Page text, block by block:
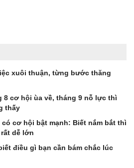
xuôi thuận, từng bước thăng
8 cơ hội ùa về, tháng 9 nỗ lực thì
thấy
cơ hội bật mạnh: Biết nắm bắt thì
dễ lớn
điều gì bạn cần bám chắc lúc